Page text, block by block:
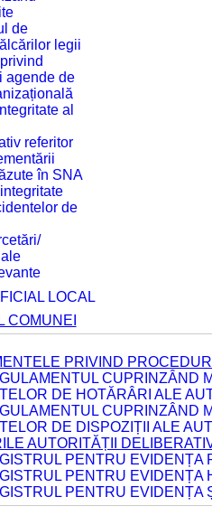
de
legii
agende de
al
referitor
în SNA
de
LOCAL
COMUNEI
PRIVIND
CUPRINZÂND
DE HOTĂRÂRI ALE
CUPRINZÂND
DE DISPOZIȚII ALE
AUTORITĂȚII
PENTRU EVIDENȚA
PENTRU EVIDENȚA
PENTRU EVIDENȚA